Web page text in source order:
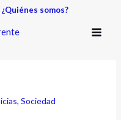
¿Quiénes somos?
,Sociedad